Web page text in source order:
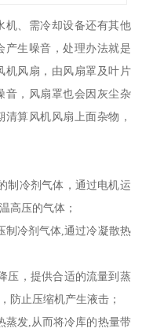
机、需冷却设备还有其他
产生噪音，处理办法就是
机风扇，由风扇罩及叶片
音，风扇罩也会因灰尘杂
算风机风扇上面杂物，
制冷剂气体，通过电机运
高压的气体；
制冷剂气体,通过冷凝散热
压，提供合适的流量到蒸
防止压缩机产生液击；
蒸发,从而将冷库的热量带